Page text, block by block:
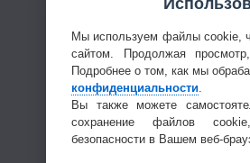
Мы используем файлы cookie,
сайтом. Продолжая
Подробнее о том, как мы
конфиденциальности
Вы также можете
сохранение файлов
безопасности в Вашем веб-